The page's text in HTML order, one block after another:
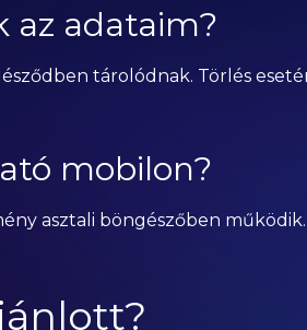
az adataim?
tárolódnak. Törlés
mobilon?
asztali böngészőben működik.